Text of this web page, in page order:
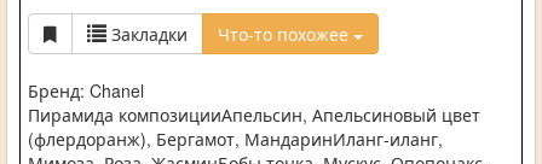
Закладки Что-то похожее
Бренд: Chanel
Пирамида композицииАпельсин, Апельсиновый цвет
(флердоранж), Бергамот, МандаринИланг-иланг,